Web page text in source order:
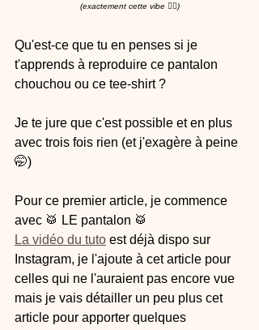
(exactement cette vibe 👆🏼)
Qu'est-ce que tu en penses si je
t'apprends à reproduire ce pantalon
chouchou ou ce tee-shirt ?
Je te jure que c'est possible et en plus
avec trois fois rien (et j'exagère à peine
🤭)
Pour ce premier article, je commence
avec 🥁 LE pantalon 🥁
La vidéo du tuto est déjà dispo sur
Instagram, je l'ajoute à cet article pour
celles qui ne l'auraient pas encore vue
mais je vais détailler un peu plus cet
article pour apporter quelques